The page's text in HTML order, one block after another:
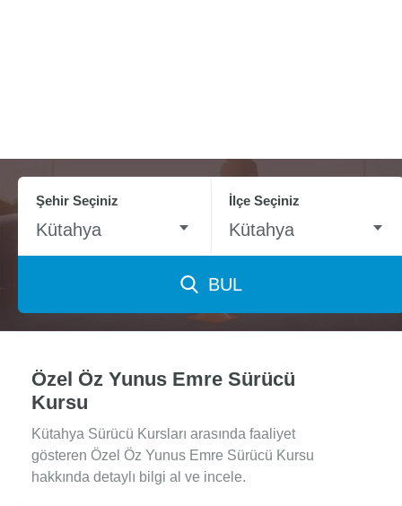
Şehir Seçiniz
Kütahya
İlçe Seçiniz
Kütahya
BUL
Özel Öz Yunus Emre Sürücü
Kursu
Kütahya Sürücü Kursları arasında faaliyet
gösteren Özel Öz Yunus Emre Sürücü Kursu
hakkında detaylı bilgi al ve incele.